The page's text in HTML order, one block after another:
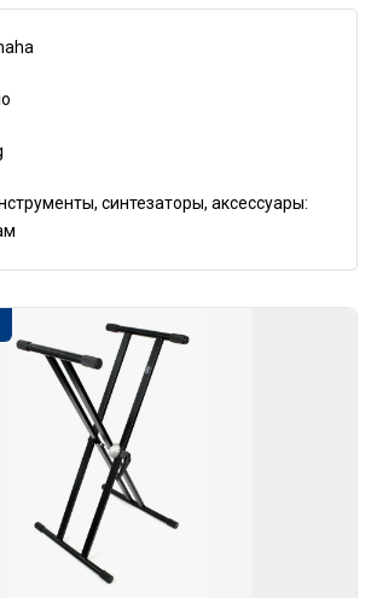
синтезаторы, аксессуары: